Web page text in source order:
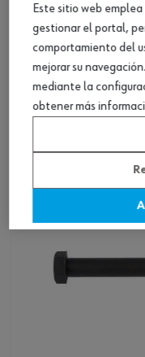
¡HEMOS
QUE TE PUEDEN
Este sitio web
gestionar el portal,
comportamiento del
mejorar su
mediante la
obtener más